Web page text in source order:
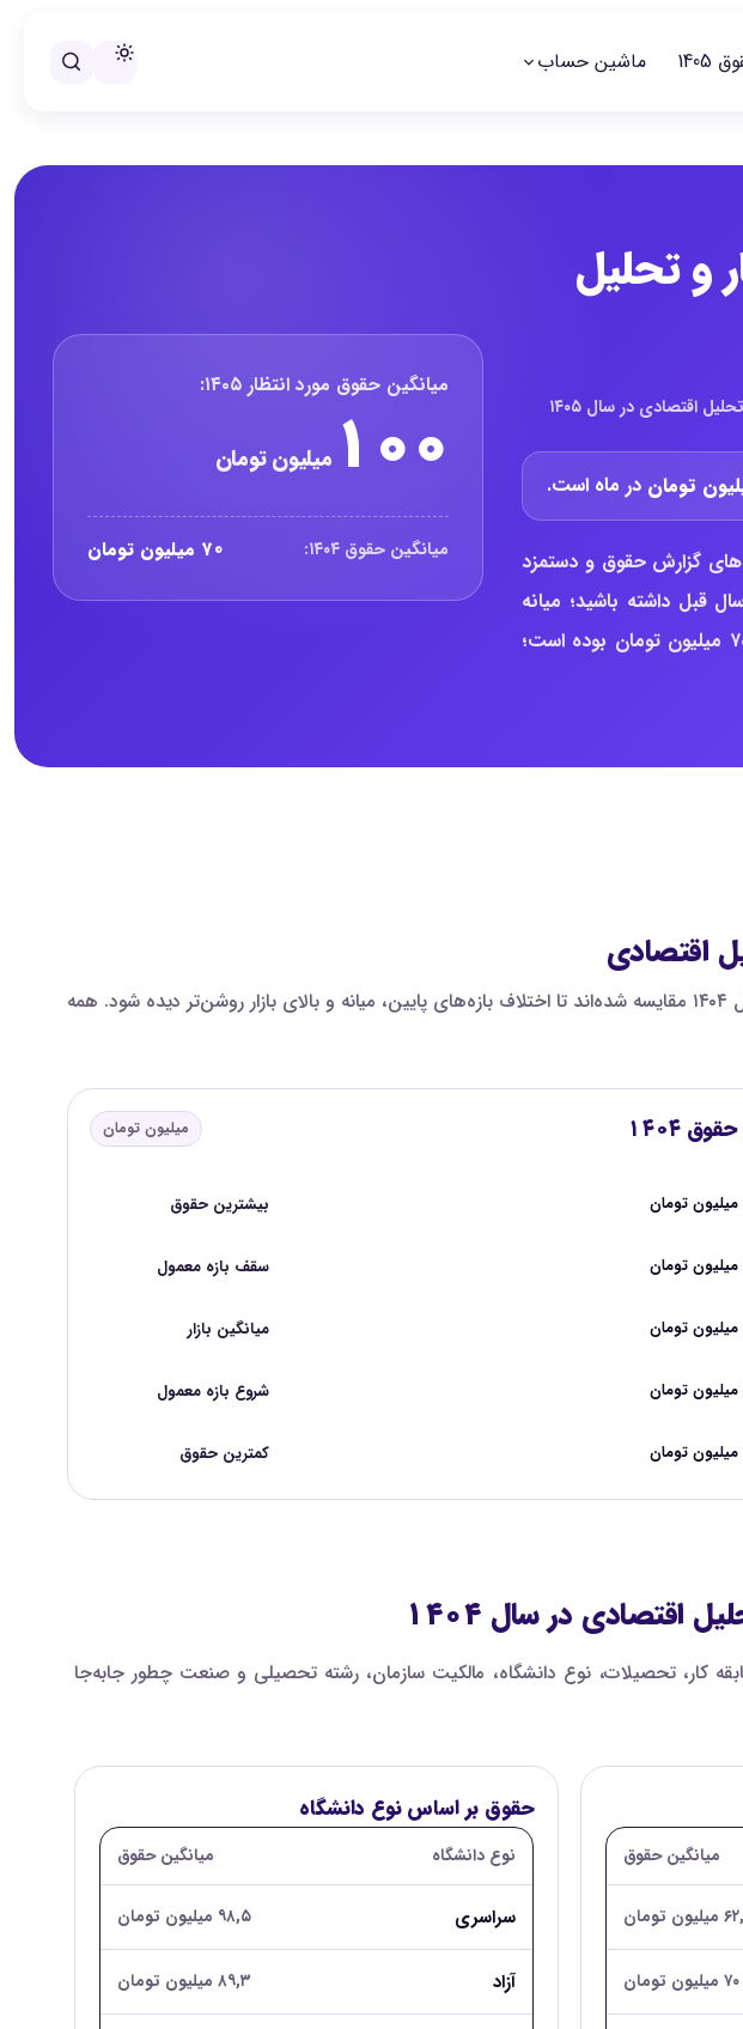
ماشین حساب
و تحلیل
اقتصادی در سال ۱۴۰۵
در ماه است.
گزارش حقوق و دستمزد
قبل داشته باشید؛ میانه
حقوق مورد انتظار این صفحه حدود ۱۰۰ میلیون تومان است؛ برای مقایسه، میانه ثبت‌شده سال ۱۴۰۴ حدود ۷۰ میلیون تومان بوده است؛
خلاصه حقوق مدیر استراتژی،
میانگین حقوق مورد انتظار ۱۴۰۵:
۱۰۰ میلیون تومان
میانگین حقوق ۱۴۰۴: ۷۰ میلیون تومان
اقتصادی
در این نمودار، صدک‌های حقوق مدیر استراتژی، تحلیل داده، تحلیل کسب وکار و تحلیل اقتصادی با داده‌های سال ۱۴۰۴ مقایسه شده‌اند تا اختلاف بازه‌های پایین، میانه و بالای بازار روشن‌تر دیده شود. همه
۱۴۰۴ میلیون تومان
بیشترین حقوق
سقف بازه معمول
میانگین بازار
شروع بازه معمول
کمترین حقوق
اقتصادی در سال ۱۴۰۴
کار، تحصیلات، نوع دانشگاه، مالکیت سازمان، رشته تحصیلی و صنعت چطور جابه‌جا
میانگین حقوق
تومان
۷۰ میلیون تومان
حقوق بر اساس نوع دانشگاه
نوع دانشگاه میانگین حقوق
سراسری ۹۸,۵ میلیون تومان
آزاد ۸۹,۳ میلیون تومان